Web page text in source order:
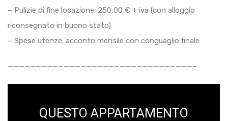
– Pulizie di fine locazione: 250,00 € + iva (con alloggio
riconsegnato in buono stato)
– Spese utenze: acconto mensile con conguaglio finale
—————————————————————————————————–
QUESTO APPARTAMENTO